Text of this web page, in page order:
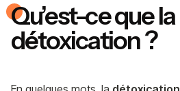
Qu’est-ce que la
détoxication ?